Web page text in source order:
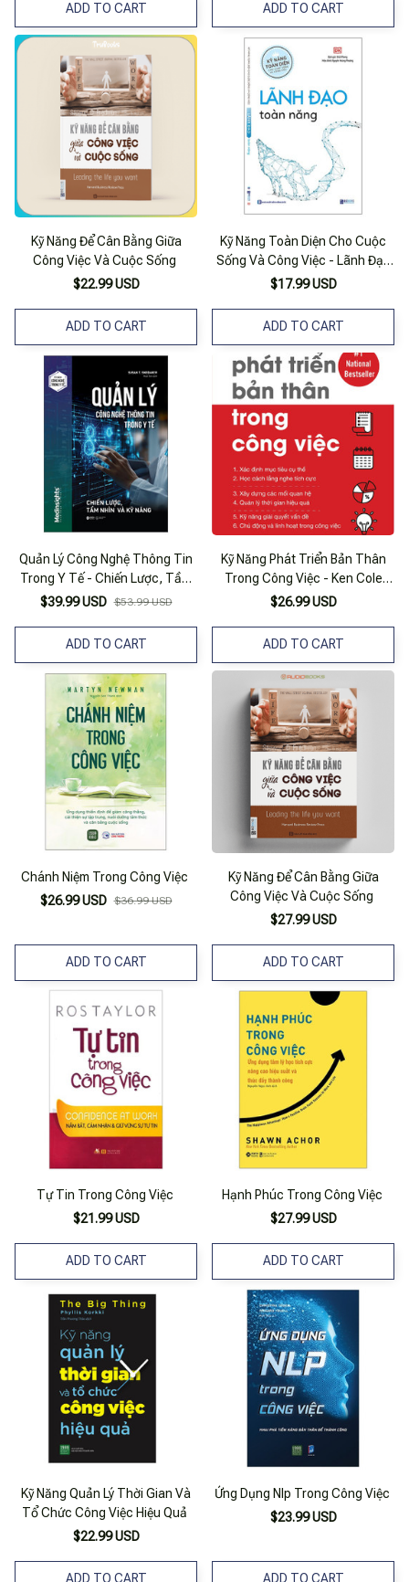
ADD TO CART ADD TO CART
Kỹ Năng Để Cân Bằng Giữa
Công Việc Và Cuộc Sống
$22.99 USD
ADD TO CART
Kỹ Năng Toàn Diện Cho Cuộc
Sống Và Công Việc - Lãnh Đạo
Toàn Năng
$17.99 USD
ADD TO CART
Quản Lý Công Nghệ Thông Tin
Trong Y Tế - Chiến Lược, Tầm
Nhìn Và Kỹ Năng
$39.99 USD $53.99 USD
ADD TO CART
Kỹ Năng Phát Triển Bản Thân
Trong Công Việc - Ken Cole
Man - Thùy Minh Dịch - (Bìa
$26.99 USD
ADD TO CART
Chánh Niệm Trong Công Việc
$26.99 USD $36.99 USD
ADD TO CART
Kỹ Năng Để Cân Bằng Giữa
Công Việc Và Cuộc Sống
$27.99 USD
ADD TO CART
Tự Tin Trong Công Việc
$21.99 USD
ADD TO CART
Hạnh Phúc Trong Công Việc
$27.99 USD
ADD TO CART
Kỹ Năng Quản Lý Thời Gian Và
Tổ Chức Công Việc Hiệu Quả
$22.99 USD
ADD TO CART
Ứng Dụng Nlp Trong Công Việc
$23.99 USD
ADD TO CART